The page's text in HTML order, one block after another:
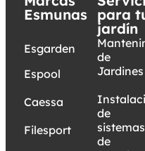
Esmunas
Esgarden
Espool
Caessa
Filesport
para
jardín
de
Jardines
de
sistemas
de